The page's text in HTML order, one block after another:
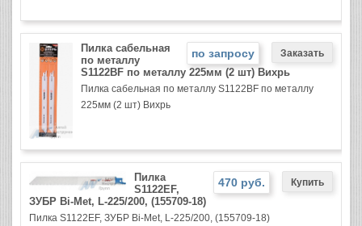
по запросу
Пилка сабельная
по металлу
S1122BF по металлу 225мм (2 шт) Вихрь
Пилка сабельная по металлу S1122BF по металлу
225мм (2 шт) Вихрь
470 руб.
Пилка
S1122EF,
ЗУБР Bi-Met, L-225/200, (155709-18)
Пилка S1122EF, ЗУБР Bi-Met, L-225/200, (155709-18)